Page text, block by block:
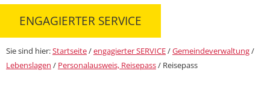
ENGAGIERTER SERVICE
Sie sind hier:Startseite/engagierter SERVICE/Gemeindeverwaltung/
Lebenslagen / Personalausweis, Reisepass/ Reisepass